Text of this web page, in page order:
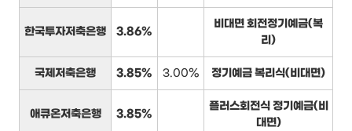
한국투자저축은행 3.86%
비대면 회전정기예금(복
리)
국제저축은행 3.85% 3.00% 정기예금 복리식(비대면)
애큐온저축은행 3.85%
플러스회전식 정기예금(비
대면)